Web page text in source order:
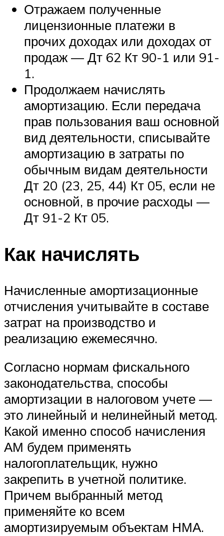
Отражаем полученные
лицензионные платежи в
прочих доходах или доходах от
продаж — Дт 62 Кт 90-1 или 91-
1.
Продолжаем начислять
амортизацию. Если передача
прав пользования ваш основной
вид деятельности, списывайте
амортизацию в затраты по
обычным видам деятельности
Дт 20 (23, 25, 44) Кт 05, если не
основной, в прочие расходы —
Дт 91-2 Кт 05.
Как начислять
Начисленные амортизационные
отчисления учитывайте в составе
затрат на производство и
реализацию ежемесячно.
Согласно нормам фискального
законодательства, способы
амортизации в налоговом учете —
это линейный и нелинейный метод.
Какой именно способ начисления
АМ будем применять
налогоплательщик, нужно
закрепить в учетной политике.
Причем выбранный метод
применяйте ко всем
амортизируемым объектам НМА.